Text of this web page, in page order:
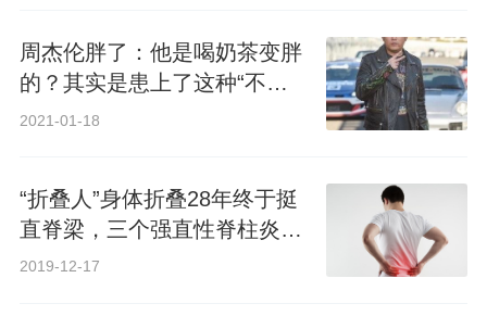
周杰伦胖了：他是喝奶茶变胖
的？其实是患上了这种“不死
病症”
2021-01-18
“折叠人”身体折叠28年终于挺
直脊梁，三个强直性脊柱炎误
区你应该知道
2019-12-17